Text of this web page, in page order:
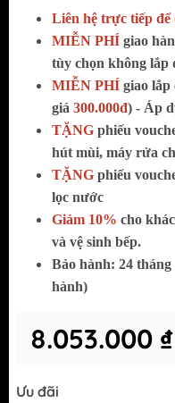
Liên hệ trực tiếp để
MIỄN PHÍ giao
tùy chọn không lắp
MIỄN PHÍ giao
giá 300.000đ) - Áp
TẶNG phiếu
hút mùi, máy rửa
TẶNG phiếu
lọc nước
Giảm 10% cho
và vệ sinh bếp.
Bảo hành: 24
hành)
8.053.000 ₫
Ưu đãi